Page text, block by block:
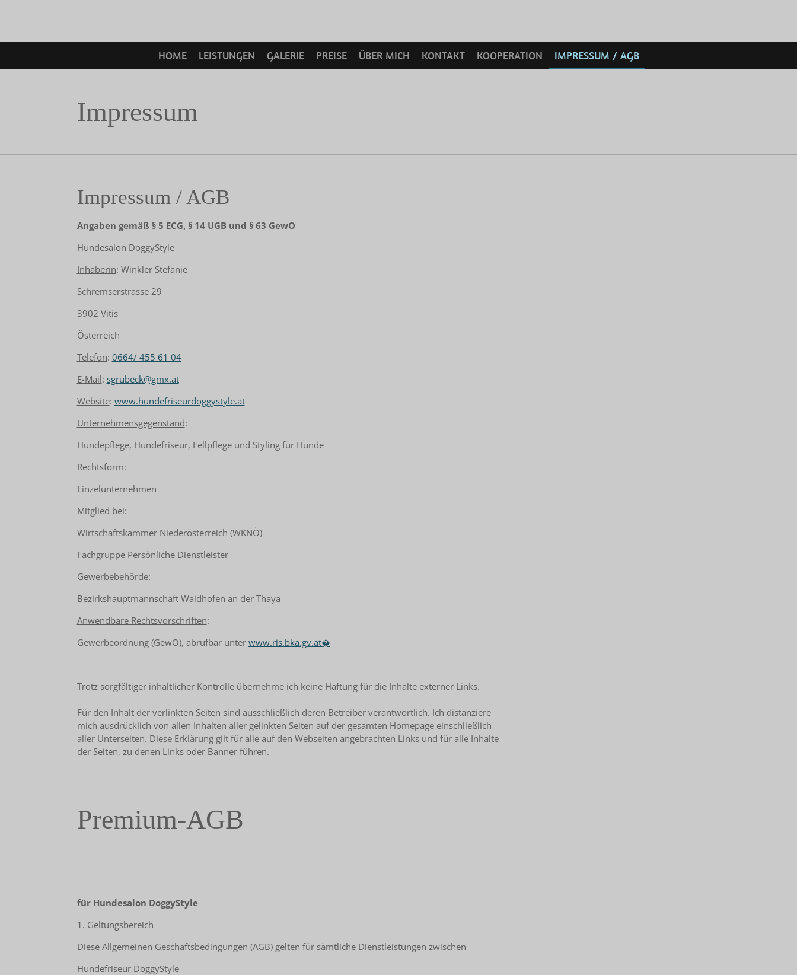
HOME LEISTUNGEN GALERIE PREISE ÜBER MICH KONTAKT KOOPERATION IMPRESSUM / AGB
Impressum
Impressum / AGB
Angaben gemäß § 5 ECG, § 14 UGB und § 63 GewO
Hundesalon DoggyStyle
Inhaberin: Winkler Stefanie
Schremserstrasse 29
3902 Vitis
Österreich
Telefon: 0664/ 455 61 04
E-Mail: sgrubeck@gmx.at
Website: www.hundefriseurdoggystyle.at
Unternehmensgegenstand:
Hundepflege, Hundefriseur, Fellpflege und Styling für Hunde
Rechtsform:
Einzelunternehmen
Mitglied bei:
Wirtschaftskammer Niederösterreich (WKNÖ)
Fachgruppe Persönliche Dienstleister
Gewerbebehörde:
Bezirkshauptmannschaft Waidhofen an der Thaya
Anwendbare Rechtsvorschriften:
Gewerbeordnung (GewO), abrufbar unter www.ris.bka.gv.at⁠�
Trotz sorgfältiger inhaltlicher Kontrolle übernehme ich keine Haftung für die Inhalte externer Links.
Für den Inhalt der verlinkten Seiten sind ausschließlich deren Betreiber verantwortlich. Ich distanziere
mich ausdrücklich von allen Inhalten aller gelinkten Seiten auf der gesamten Homepage einschließlich
aller Unterseiten. Diese Erklärung gilt für alle auf den Webseiten angebrachten Links und für alle Inhalte
der Seiten, zu denen Links oder Banner führen.
Premium-AGB
für Hundesalon DoggyStyle
1. Geltungsbereich
Diese Allgemeinen Geschäftsbedingungen (AGB) gelten für sämtliche Dienstleistungen zwischen
Hundefriseur DoggyStyle